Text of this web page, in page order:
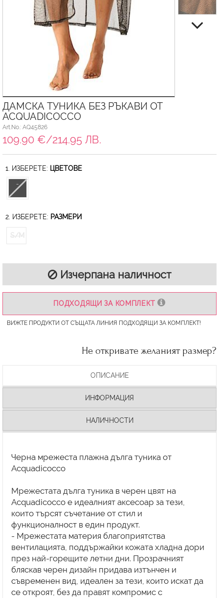
ДАМСКА ТУНИКА БЕЗ РЪКАВИ ОТ
ACQUADICOCCO
Art.No.: AQ45826
109.90 €/214.95 ЛВ.
1. ИЗБЕРЕТЕ: ЦВЕТОВЕ
2. ИЗБЕРЕТЕ: РАЗМЕРИ
S/M
Изчерпана наличност
ПОДХОДЯЩИ ЗА КОМПЛЕКТ
ВИЖТЕ ПРОДУКТИ ОТ СЪЩАТА ЛИНИЯ ПОДХОДЯЩИ ЗА КОМПЛЕКТ!
Не откривате желаният размер?
ОПИСАНИЕ
ИНФОРМАЦИЯ
НАЛИЧНОСТИ
Черна мрежеста плажна дълга туника от
Acquadicocco
Мрежестата дълга туника в черен цвят на
Acquadicocco е идеалният аксесоар за тези,
които търсят съчетание от стил и
функционалност в един продукт.
- Мрежестата материя благоприятства
вентилацията, поддържайки кожата хладна дори
през най-горещите летни дни. Прозрачният
бляскав черен дизайн придава изтънчен и
съвременен вид, идеален за тези, които искат да
се откроят, без да правят компромис с